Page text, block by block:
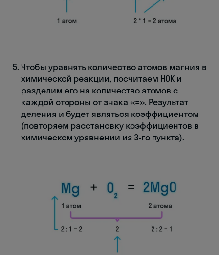
Чтобы уравнять количество атомов магния в
химической реакции, посчитаем НОК и
разделим его на количество атомов с
каждой стороны от знака «=». Результат
деления и будет являться коэффициентом
(повторяем расстановку коэффициентов в
химическом уравнении из 3-го пункта).